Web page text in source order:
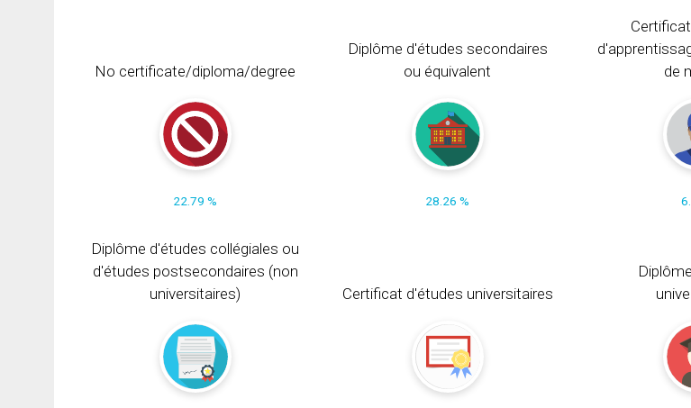
No certificate/diploma/degree
22.79 %
Diplôme d'études secondaires
ou équivalent
28.26 %
de
Diplôme d'études collégiales ou
d'études postsecondaires (non
universitaires)
Certificat d'études universitaires